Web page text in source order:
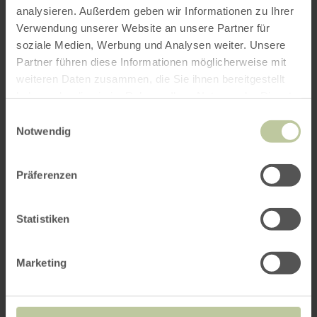
analysieren. Außerdem geben wir Informationen zu Ihrer
Verwendung unserer Website an unsere Partner für
soziale Medien, Werbung und Analysen weiter. Unsere
Partner führen diese Informationen möglicherweise mit
weiteren Daten zusammen, die Sie ihnen bereitgestellt
Notwendig
Präferenzen
Statistiken
Marketing
Heute geöffnet
Campingpark Dockweiler MühleGroßer
Reisemobilhafen mit Ver- und
Entsorgungsstation und Blick auf den See
mit 300 Stellplätzen
Dockweiler
Mühle
"Feriendorf Pulvermaar"
Wohnmobilhafen, Miet-Bungalows,
Zeltwiese - Urlaub auf dem Vulkan direkt an
mehr
erfahren
"Feriendorf
Pulvermaar"